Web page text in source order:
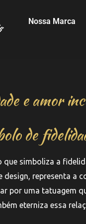
Nossa Marca
e amor
de
simboliza a
representa a
por uma tatuagem
eterniza essa